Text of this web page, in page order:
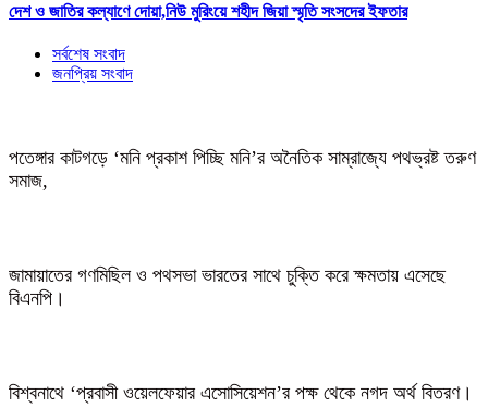
দেশ ও জাতির কল্যাণে দোয়া,নিউ মুরিংয়ে শহীদ জিয়া স্মৃতি সংসদের ইফতার
সর্বশেষ সংবাদ
জনপ্রিয় সংবাদ
পতেঙ্গার কাটগড়ে ‘মনি প্রকাশ পিচ্ছি মনি’র অনৈতিক সাম্রাজ্যে পথভ্রষ্ট তরুণ
সমাজ,
জামায়াতের গণমিছিল ও পথসভা ভারতের সাথে চুক্তি করে ক্ষমতায় এসেছে
বিএনপি।
বিশ্বনাথে ‘প্রবাসী ওয়েলফেয়ার এসোসিয়েশন’র পক্ষ থেকে নগদ অর্থ বিতরণ।